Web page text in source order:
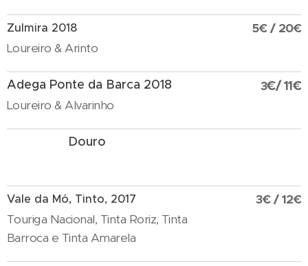
Zulmira 2018
Loureiro & Arinto
5€ / 20€
Adega Ponte da Barca 2018
Loureiro & Alvarinho
3€/ 11€
Douro
Vale da Mó, Tinto, 2017
Touriga Nacional, Tinta Roriz, Tinta
Barroca e Tinta Amarela
3€ / 12€